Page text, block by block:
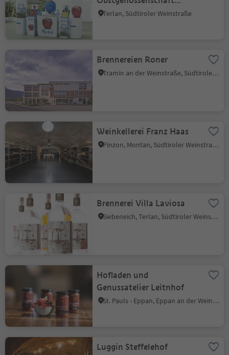
Terlan
Terlan, Südtiroler Weinstraße
Brennereien Roner
Tramin an der Weinstraße, Südtiroler Weinstraße
Weinkellerei Franz Haas
Pinzon, Montan, Südtiroler Weinstraße
Brennerei Villa Laviosa
Siebeneich, Terlan, Südtiroler Weinstraße
Hofladen und
Genussatelier Leitnhof
St. Pauls - Eppan, Eppan an der Weinstraße, Südtiroler Weinstraße
Luggin Steffelehof